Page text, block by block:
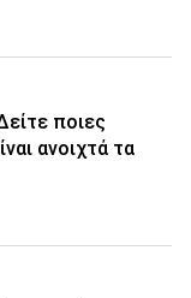
ποιες
ανοιχτά τα